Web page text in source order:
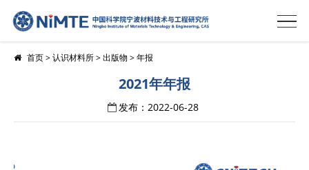
首页>认识材料所>出版物 >年报
2021年年报
发布：2022-06-28